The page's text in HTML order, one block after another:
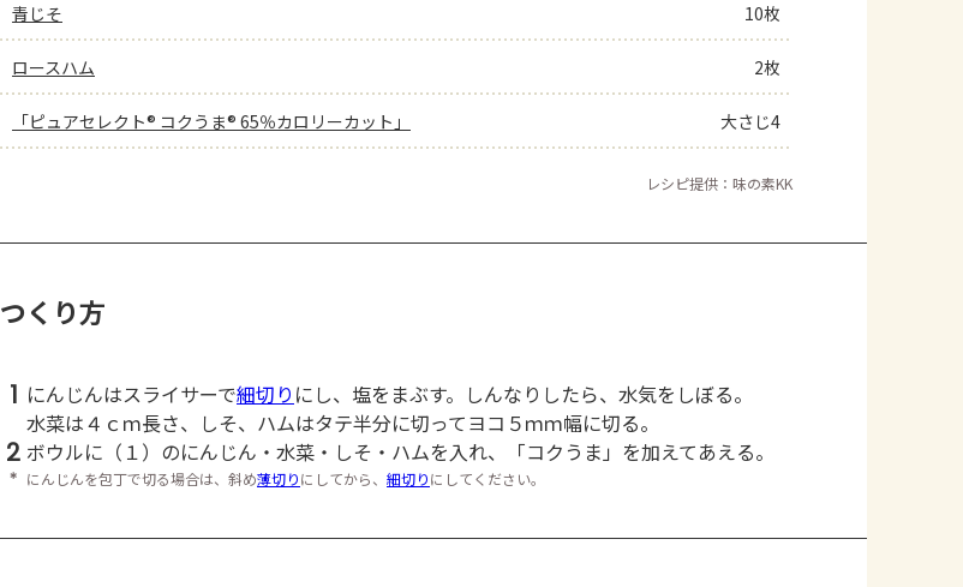
青じそ 10枚
ロースハム 2枚
「ピュアセレクト® コクうま® 65％カロリーカット」 大さじ4
レシピ提供：味の素KK
つくり方
1 にんじんはスライサーで細切り にし、塩をまぶす。しんなりしたら、水気をしぼる。
水菜は４ｃｍ長さ、しそ、ハムはタテ半分に切ってヨコ５ｍｍ幅に切る。
2 ボウルに（１）のにんじん・水菜・しそ・ハムを入れ、「コクうま」を加えてあえる。
＊ にんじんを包丁で切る場合は、斜め薄切りにしてから、 細切りにしてください。